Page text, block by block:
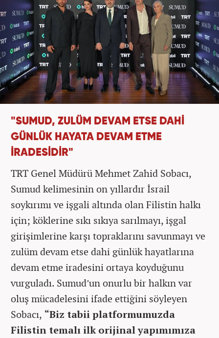
"SUMUD, ZULÜM DEVAM ETSE DAHİ
GÜNLÜK HAYATA DEVAM ETME
İRADESİDİR"
TRT Genel Müdürü Mehmet Zahid Sobacı,
Sumud kelimesinin on yıllardır İsrail
soykırımı ve işgali altında olan Filistin halkı
için; köklerine sıkı sıkıya sarılmayı, işgal
girişimlerine karşı topraklarını savunmayı ve
zulüm devam etse dahi günlük hayatlarına
devam etme iradesini ortaya koyduğunu
vurguladı. Sumud’un onurlu bir halkın var
oluş mücadelesini ifade ettiğini söyleyen
Sobacı, “Biz tabii platformumuzda
Filistin temalı ilk orijinal yapımımıza